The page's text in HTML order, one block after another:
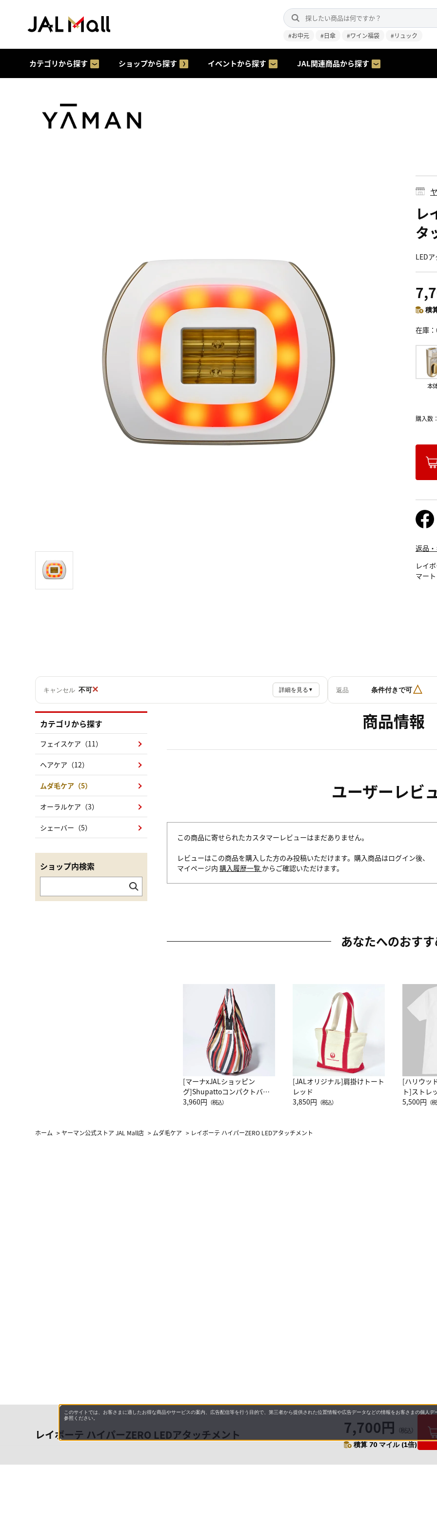
#お中元 #日傘 #ワイン福袋 #リュック
カテゴリから探す ショップから探す イベントから探す JAL関連商品から探す
レ
タ
LED
積
在庫
本
購入数：
レイボーテ ハイパーZERO LEDアタッチメント 7,700円 （税込）
積算 70 マイル (1倍)
返品
レイ
マー
キャンセル 不可× 詳細を見る ▼ 返品 条件付きで可△
商品情報
ユーザーレビ
この商品に寄せられたカスタマーレビューはまだありません。
レビューはこの商品を購入した方のみ投稿いただけます。購入商品はログイン後、
マイページ内 購入履歴一覧 からご確認いただけます。
あなたへのおす
[マーナxJALショッピン
グ]Shupattoコンパクトバッ
グ Drop JAL客室乗務員
3,960円 （税込）
[JALオリジナル]肩掛けトート
レッド
3,850円 （税込）
[ハリウッ
ト]ストレ
ーネック別
5,500円 （
カテゴリから探す
フェイスケア（11）
ヘアケア（12）
ムダ毛ケア（5）
オーラルケア（3）
シェーバー（5）
ショップ内検索
ホーム >ヤーマン公式ストア JAL Mall店 > ムダ毛ケア > レイボーテ ハイパーZERO LEDアタッチメント
このサイトでは、お客さまに適したお得な商品やサービスの案内、広告配信等を行う目的で、第三者から提供された位置情報や広告データなどの情報をお客さまの個人デ
参照ください。